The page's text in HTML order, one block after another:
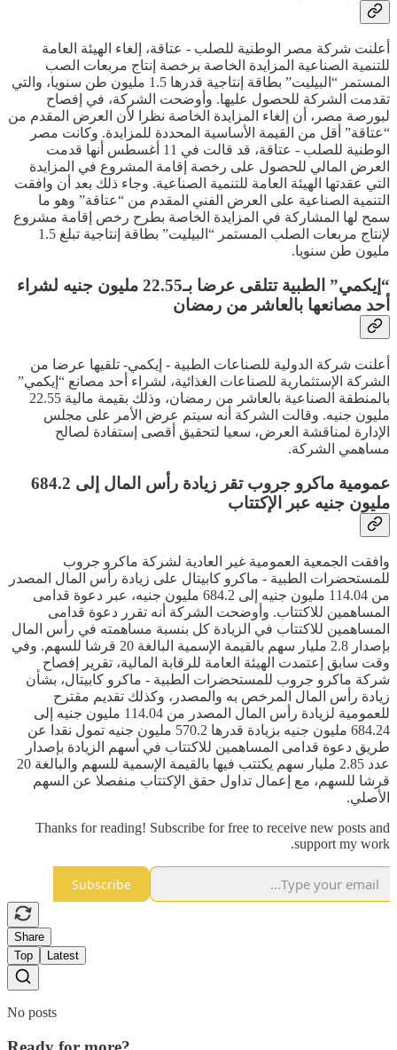
أعلنت شركة مصر الوطنية للصلب - عتاقة، إلغاء الهيئة العامة
للتنمية الصناعية المزايدة الخاصة برخصة إنتاج مربعات الصب
المستمر “البيليت” بطاقة إنتاجية قدرها 1.5 مليون طن سنويا، والتي
تقدمت الشركة للحصول عليها. وأوضحت الشركة، في إفصاح
لبورصة مصر، أن إلغاء المزايدة الخاصة نظرا لأن العرض المقدم من
“عتاقة” أقل من القيمة الأساسية المحددة للمزايدة. وكانت مصر
الوطنية للصلب - عتاقة، قد قالت في 11 أغسطس أنها قدمت
العرض المالي للحصول على رخصة إقامة المشروع في المزايدة
التي عقدتها الهيئة العامة للتنمية الصناعية. وجاء ذلك بعد أن وافقت
التنمية الصناعية على العرض الفني المقدم من “عتاقة” وهو ما
سمح لها المشاركة في المزايدة الخاصة بطرح رخص إقامة مشروع
لإنتاج مربعات الصلب المستمر “البيليت” بطاقة إنتاجية تبلغ 1.5
مليون طن سنويا.
“إيكمي” الطبية تتلقى عرضا بـ22.55 مليون جنيه لشراء
أحد مصانعها بالعاشر من رمضان
أعلنت شركة الدولية للصناعات الطبية - إيكمي- تلقيها عرضا من
الشركة الإستثمارية للصناعات الغذائية، لشراء أحد مصانع “إيكمي”
بالمنطقة الصناعية بالعاشر من رمضان، وذلك بقيمة مالية 22.55
مليون جنيه. وقالت الشركة أنه سيتم عرض الأمر على مجلس
الإدارة لمناقشة العرض، سعيا لتحقيق أقصى إستفادة لصالح
مساهمي الشركة.
عمومية ماكرو جروب تقر زيادة رأس المال إلى 684.2
مليون جنيه عبر الإكتتاب
وافقت الجمعية العمومية غير العادية لشركة ماكرو جروب
للمستحضرات الطبية - ماكرو كابيتال على زيادة رأس المال المصدر
من 114.04 مليون جنيه إلى 684.2 مليون جنيه، عبر دعوة قدامى
المساهمين للاكتتاب. وأوضحت الشركة أنه تقرر دعوة قدامى
المساهمين للاكتتاب في الزيادة كل بنسبة مساهمته في رأس المال
بإصدار 2.8 مليار سهم بالقيمة الإسمية البالغة 20 قرشا للسهم. وفي
وقت سابق إعتمدت الهيئة العامة للرقابة المالية، تقرير إفصاح
شركة ماكرو جروب للمستحضرات الطبية - ماكرو كابيتال، بشأن
زيادة رأس المال المرخص به والمصدر، وكذلك تقديم مقترح
للعمومية لزيادة رأس المال المصدر من 114.04 مليون جنيه إلى
684.24 مليون جنيه بزيادة قدرها 570.2 مليون جنيه تمول نقدا عن
طريق دعوة قدامى المساهمين للاكتتاب في أسهم الزيادة بإصدار
عدد 2.85 مليار سهم يكتتب فيها بالقيمة الإسمية للسهم والبالغة 20
قرشا للسهم، مع إعمال تداول حقق الإكتتاب منفصلا عن السهم
الأصلي.
Thanks for reading! Subscribe for free to receive new posts and
support my work.
Subscribe
Share
Top
Latest
No posts